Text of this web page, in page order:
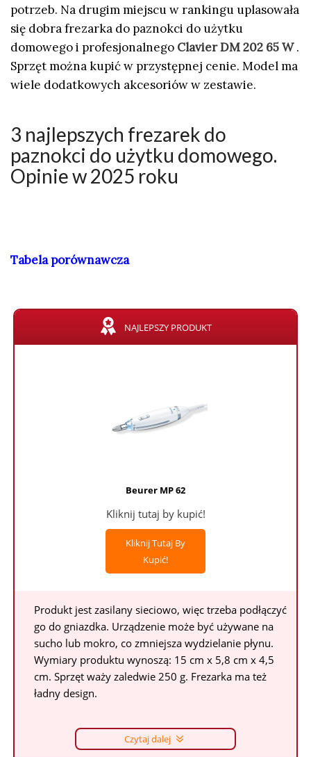
potrzeb. Na drugim miejscu w rankingu uplasowała
się dobra frezarka do paznokci do użytku
domowego i profesjonalnego Clavier DM 202 65 W.
Sprzęt można kupić w przystępnej cenie. Model ma
wiele dodatkowych akcesoriów w zestawie.
3 najlepszych frezarek do
paznokci do użytku domowego.
Opinie w 2025 roku
Tabela porównawcza
NAJLEPSZY PRODUKT
Beurer MP 62
Kliknij tutaj by kupić!
Kliknij Tutaj By
Kupić!
Produkt jest zasilany sieciowo, więc trzeba podłączyć
go do gniazdka. Urządzenie może być używane na
sucho lub mokro, co zmniejsza wydzielanie płynu.
Wymiary produktu wynoszą: 15 cm x 5,8 cm x 4,5
cm. Sprzęt waży zaledwie 250 g. Frezarka ma też
ładny design.
Czytaj dalej